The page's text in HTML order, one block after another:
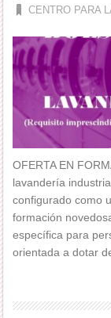
CENTRO PARA
OFERTA EN
lavandería
configurado como
formación
específica para
orientada a dotar